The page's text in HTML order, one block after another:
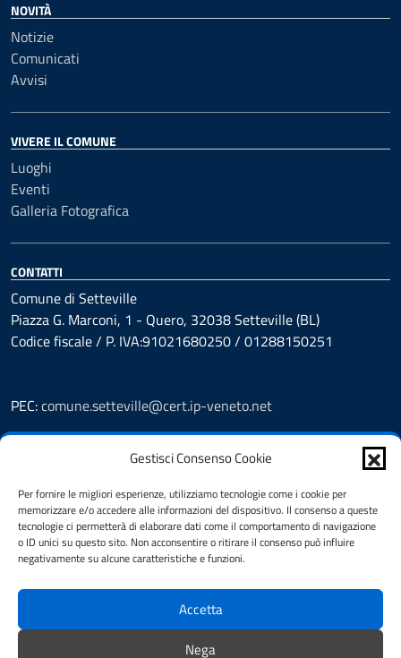
Gestisci Consenso Cookie
Per fornire le migliori esperienze, utilizziamo tecnologie come i cookie per
memorizzare e/o accedere alle informazioni del dispositivo. Il consenso a queste
tecnologie ci permetterà di elaborare dati come il comportamento di navigazione
o ID unici su questo sito. Non acconsentire o ritirare il consenso può influire
negativamente su alcune caratteristiche e funzioni.
Accetta
Nega
NOVITÀ
Notizie
Comunicati
Avvisi
VIVERE IL COMUNE
Luoghi
Eventi
Galleria Fotografica
CONTATTI
Comune di Setteville
Piazza G. Marconi, 1 - Quero, 32038 Setteville (BL)
Codice fiscale / P. IVA:91021680250 / 01288150251
PEC:comune.setteville@cert.ip-veneto.net
Leggi le FAQ
Segnalazione disservizio
Richiesta assistenza
Feedback
Amministrazione Trasparente
Albo Pretorio
Informativa privacy
Dichiarazione di accessibilità